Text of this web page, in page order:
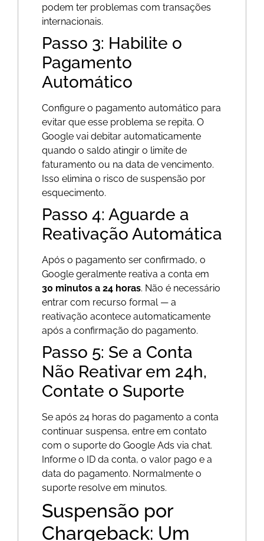
podem ter problemas com transações
internacionais.
Passo 3: Habilite o
Pagamento
Automático
Configure o pagamento automático para
evitar que esse problema se repita. O
Google vai debitar automaticamente
quando o saldo atingir o limite de
faturamento ou na data de vencimento.
Isso elimina o risco de suspensão por
esquecimento.
Passo 4: Aguarde a
Reativação Automática
Após o pagamento ser confirmado, o
Google geralmente reativa a conta em
30 minutos a 24 horas. Não é necessário
entrar com recurso formal — a
reativação acontece automaticamente
após a confirmação do pagamento.
Passo 5: Se a Conta
Não Reativar em 24h,
Contate o Suporte
Se após 24 horas do pagamento a conta
continuar suspensa, entre em contato
com o suporte do Google Ads via chat.
Informe o ID da conta, o valor pago e a
data do pagamento. Normalmente o
suporte resolve em minutos.
Suspensão por
Chargeback: Um